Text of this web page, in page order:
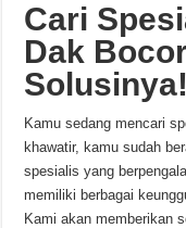
Cari
Dak
Solusinya!
Kamu sedang mencari
khawatir, kamu sudah
spesialis yang
memiliki berbagai
Kami akan memberikan